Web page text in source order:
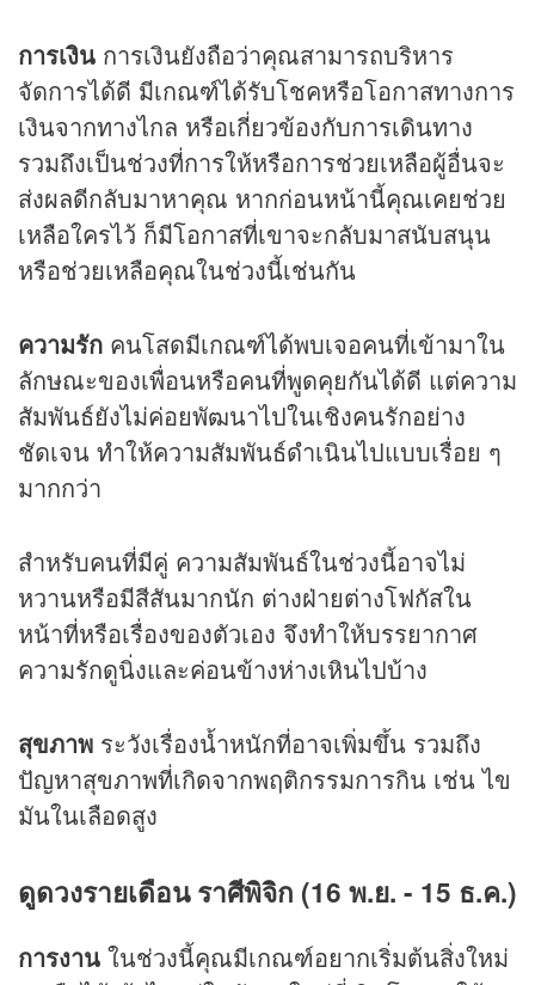
การเงิน การเงินยังถือว่าคุณสามารถบริหาร
จัดการได้ดี มีเกณฑ์ได้รับโชคหรือโอกาสทางการ
เงินจากทางไกล หรือเกี่ยวข้องกับการเดินทาง
รวมถึงเป็นช่วงที่การให้หรือการช่วยเหลือผู้อื่นจะ
ส่งผลดีกลับมาหาคุณ หากก่อนหน้านี้คุณเคยช่วย
เหลือใครไว้ ก็มีโอกาสที่เขาจะกลับมาสนับสนุน
หรือช่วยเหลือคุณในช่วงนี้เช่นกัน
ความรัก คนโสดมีเกณฑ์ได้พบเจอคนที่เข้ามาใน
ลักษณะของเพื่อนหรือคนที่พูดคุยกันได้ดี แต่ความ
สัมพันธ์ยังไม่ค่อยพัฒนาไปในเชิงคนรักอย่าง
ชัดเจน ทำให้ความสัมพันธ์ดำเนินไปแบบเรื่อย ๆ
มากกว่า
สำหรับคนที่มีคู่ ความสัมพันธ์ในช่วงนี้อาจไม่
หวานหรือมีสีสันมากนัก ต่างฝ่ายต่างโฟกัสใน
หน้าที่หรือเรื่องของตัวเอง จึงทำให้บรรยากาศ
ความรักดูนิ่งและค่อนข้างห่างเหินไปบ้าง
สุขภาพ ระวังเรื่องน้ำหนักที่อาจเพิ่มขึ้น รวมถึง
ปัญหาสุขภาพที่เกิดจากพฤติกรรมการกิน เช่น ไข
มันในเลือดสูง
ดูดวงรายเดือน ราศีพิจิก (16 พ.ย. - 15 ธ.ค.)
การงาน ในช่วงนี้คุณมีเกณฑ์อยากเริ่มต้นสิ่งใหม่